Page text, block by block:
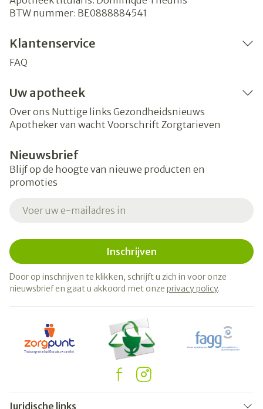
BTW nummer: BE0888884541
Klantenservice
FAQ
Uw apotheek
Over ons Nuttige links Gezondheidsnieuws
Apotheker van wacht Voorschrift Zorgtarieven
Nieuwsbrief
Blijf op de hoogte van nieuwe producten en
promoties
Inschrijven
Door op inschrijven te klikken, schrijft u zich in voor onze
nieuwsbrief en gaat u akkoord met onze privacy policy.
Juridische links